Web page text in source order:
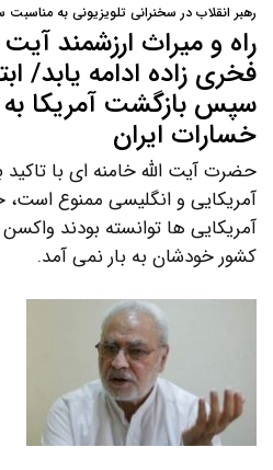
رهبر انقلاب در سخنرانی تلویزیونی به مناسبت
راه و میراث ارزشمند
فخری زاده ادامه یابد/
سپس بازگشت آمریکا به
خسارات ایران
حضرت آیت الله خامنه ای با تاکید
آمریکایی و انگلیسی ممنوع است،
آمریکایی ها توانسته بودند
کشور خودشان به بار نمی آمد.